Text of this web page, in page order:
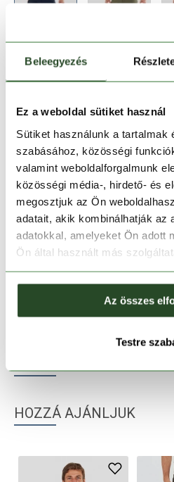
Beleegyezés
Ez a weboldal sütiket használ
Sütiket használunk a tartalmak
szabásához, közösségi
valamint weboldalforgalmunk
közösségi média-, hirdető- és
megosztjuk az Ön
adatait, akik kombinálhatják az
adatokkal, amelyeket Ön adott
Ön által használt más
Az összes
Testre
XXL
Kosárba
Melyik üzletben
30 napos visszaküldés
1-2 munkanapos szállítás
HOZZÁ AJÁNLJUK